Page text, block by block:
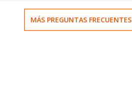
MÁS PREGUNTAS FRECUENTES